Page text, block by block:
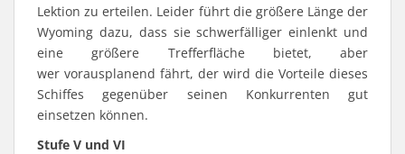
Lektion zu erteilen. Leider führt die größere Länge der
Wyoming dazu, dass sie schwerfälliger einlenkt und
eine größere Trefferfläche bietet, aber
wer vorausplanend fährt, der wird die Vorteile dieses
Schiffes gegenüber seinen Konkurrenten gut
einsetzen können.
Stufe V und VI